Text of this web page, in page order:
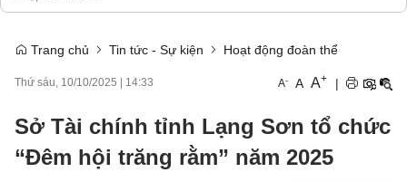
Trang chủ Tin tức - Sự kiện Hoạt động đoàn thể
Thứ sáu, 10/10/2025 14:33 A- A A+ |
Sở Tài chính tỉnh Lạng Sơn tổ chức
“Đêm hội trăng rằm” năm 2025